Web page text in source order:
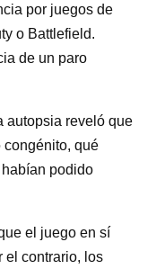
por juegos de
o Battlefield.
de un paro
autopsia reveló que
congénito, qué
podido
el juego en sí
el contrario, los